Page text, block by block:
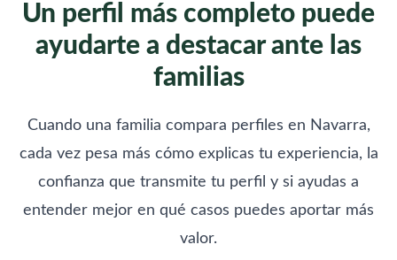
Un perfil más completo puede
ayudarte a destacar ante las
familias
Cuando una familia compara perfiles en Navarra,
cada vez pesa más cómo explicas tu experiencia, la
confianza que transmite tu perfil y si ayudas a
entender mejor en qué casos puedes aportar más
valor.